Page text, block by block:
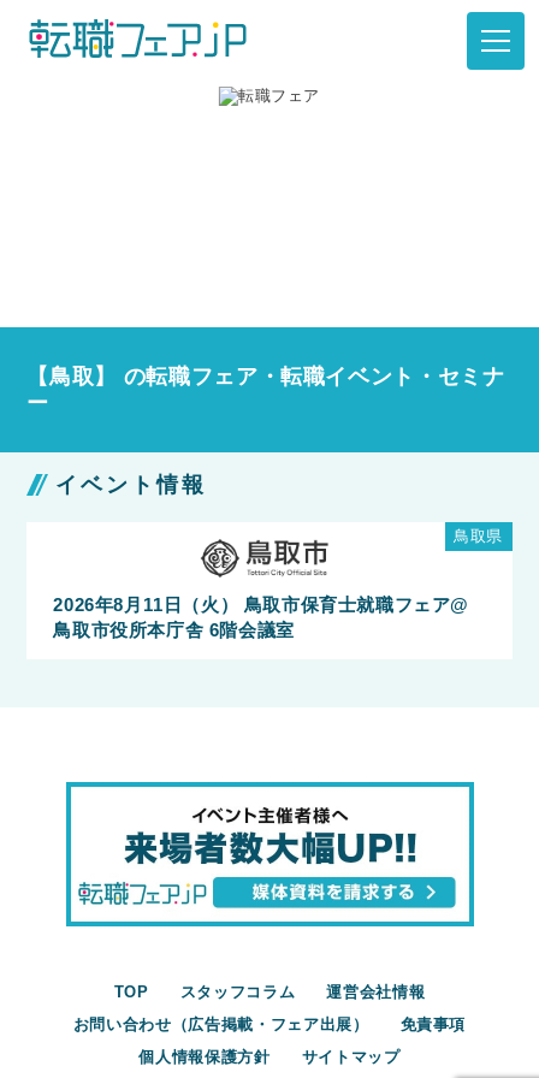
【鳥取】 の転職フェア・転職イベント・セミナ
ー
イベント情報
2026年8月11日（火） 鳥取市保育士就職フェア@
鳥取市役所本庁舎 6階会議室
鳥取県
TOP スタッフコラム
運営会社情報
お問い合わせ（広告掲載・フェア出展）
免責事項
個人情報保護方針
サイトマップ